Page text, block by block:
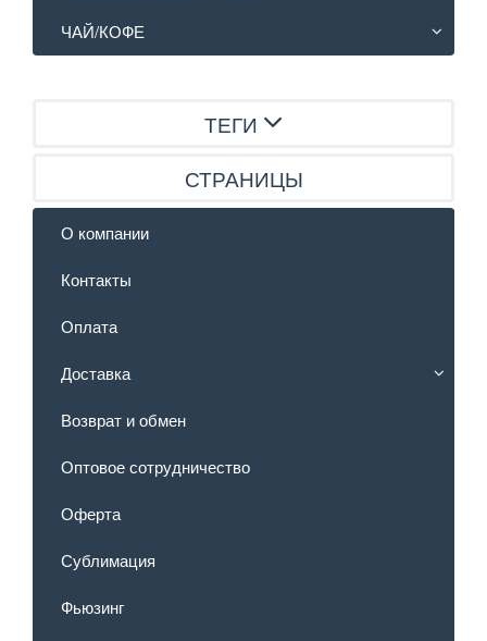
ЧАЙ/КОФЕ
ТЕГИ
СТРАНИЦЫ
О компании
Контакты
Оплата
Доставка
Возврат и обмен
Оптовое сотрудничество
Оферта
Сублимация
Фьюзинг